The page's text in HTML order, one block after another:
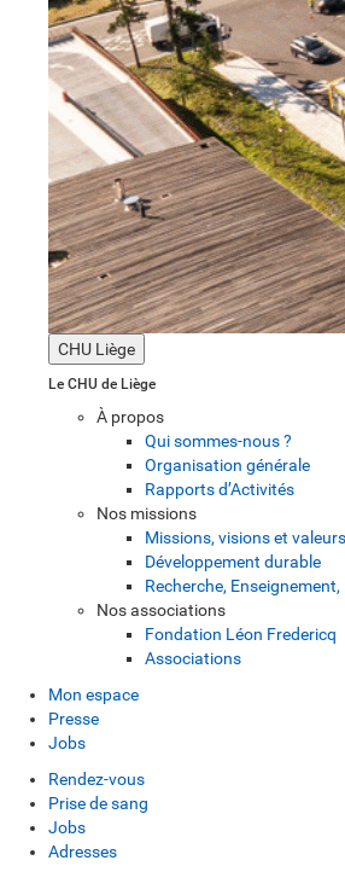
CHU Liège
Le CHU de Liège
À propos
Qui sommes-nous ?
Organisation générale
Rapports d’Activités
Nos missions
Missions, visions et valeurs
Développement durable
Recherche,
Nos associations
Fondation Léon Fredericq
Associations
Mon espace
Presse
Jobs
Rendez-vous
Prise de sang
Jobs
Adresses